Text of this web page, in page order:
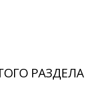
РАЗДЕЛА